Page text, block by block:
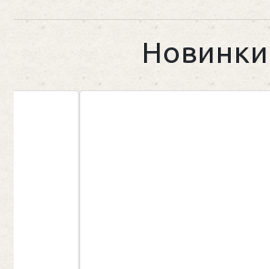
Новинки